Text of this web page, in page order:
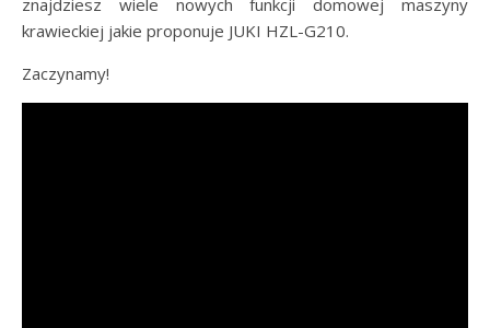
znajdziesz wiele nowych funkcji domowej maszyny
krawieckiej jakie proponuje JUKI HZL-G210.
Zaczynamy!